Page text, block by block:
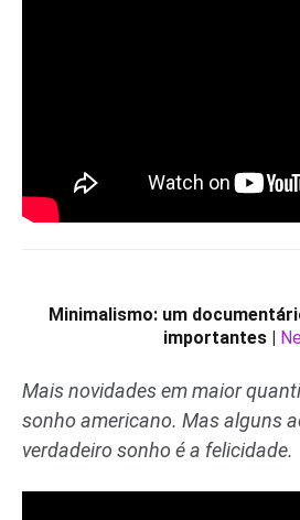
Minimalismo: um
importantes |
Mais novidades em maior
sonho americano. Mas alguns
verdadeiro sonho é a felicidade.